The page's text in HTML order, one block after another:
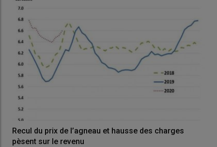
Recul du prix de l’agneau et hausse des charges
pèsent sur le revenu